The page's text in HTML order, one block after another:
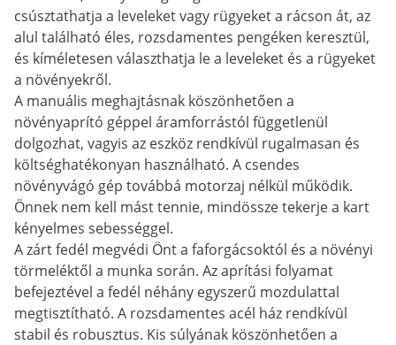
csúsztathatja a leveleket vagy rügyeket a rácson át, az
alul található éles, rozsdamentes pengéken keresztül,
és kíméletesen választhatja le a leveleket és a rügyeket
a növényekről.
A manuális meghajtásnak köszönhetően a
növényaprító géppel áramforrástól függetlenül
dolgozhat, vagyis az eszköz rendkívül rugalmasan és
költséghatékonyan használható. A csendes
növényvágó gép továbbá motorzaj nélkül működik.
Önnek nem kell mást tennie, mindössze tekerje a kart
kényelmes sebességgel.
A zárt fedél megvédi Önt a faforgácsoktól és a növényi
törmeléktől a munka során. Az aprítási folyamat
befejeztével a fedél néhány egyszerű mozdulattal
megtisztítható. A rozsdamentes acél ház rendkívül
stabil és robusztus. Kis súlyának köszönhetően a